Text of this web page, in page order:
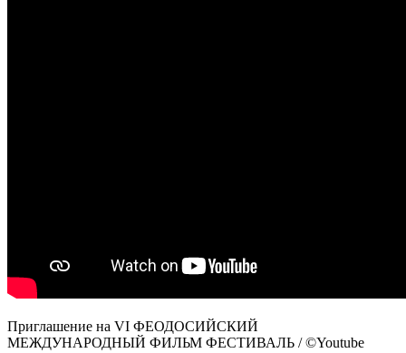
Приглашение на VI ФЕОДОСИЙСКИЙ
МЕЖДУНАРОДНЫЙ ФИЛЬМ ФЕСТИВАЛЬ / ©Youtube